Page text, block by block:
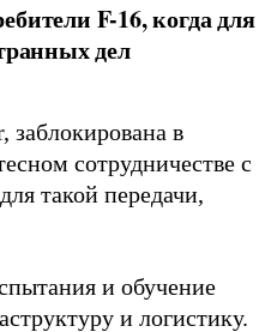
F-16, когда для
дел
в
сотрудничестве с
такой передачи,
и обучение
и логистику.